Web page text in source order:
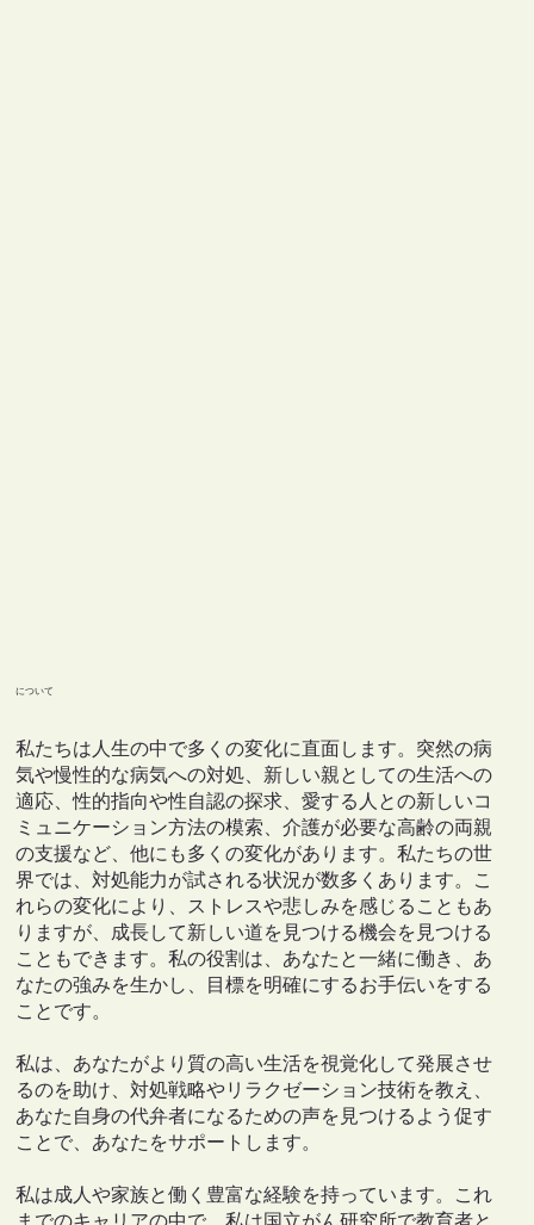
について
私たちは人生の中で多くの変化に直面します。突然の病
気や慢性的な病気への対処、新しい親としての生活への
適応、性的指向や性自認の探求、愛する人との新しいコ
ミュニケーション方法の模索、介護が必要な高齢の両親
の支援など、他にも多くの変化があります。私たちの世
界では、対処能力が試される状況が数多くあります。こ
れらの変化により、ストレスや悲しみを感じることもあ
りますが、成長して新しい道を見つける機会を見つける
こともできます。私の役割は、あなたと一緒に働き、あ
なたの強みを生かし、目標を明確にするお手伝いをする
ことです。
私は、あなたがより質の高い生活を視覚化して発展させ
るのを助け、対処戦略やリラクゼーション技術を教え、
あなた自身の代弁者になるための声を見つけるよう促す
ことで、あなたをサポートします。
私は成人や家族と働く豊富な経験を持っています。これ